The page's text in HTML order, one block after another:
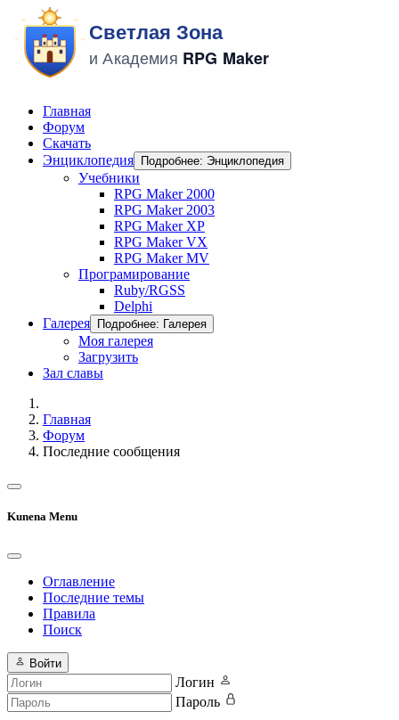
Главная
Форум
Скачать
Энциклопедия
Подробнее: Энциклопедия
Учебники
RPG Maker 2000
RPG Maker 2003
RPG Maker XP
RPG Maker VX
RPG Maker MV
Програмирование
Ruby/RGSS
Delphi
Галерея
Подробнее: Галерея
Моя галерея
Загрузить
Зал славы
Главная
Форум
Последние сообщения
Kunena Menu
Оглавление
Последние темы
Правила
Поиск
Войти
Логин
Пароль